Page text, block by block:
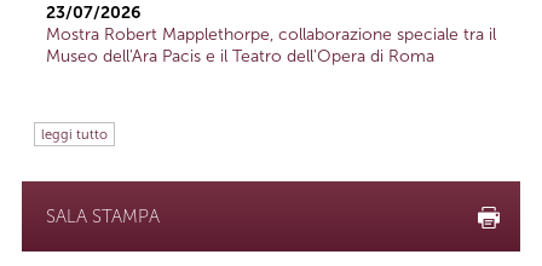
23/07/2026
Mostra Robert Mapplethorpe, collaborazione speciale tra il
Museo dell'Ara Pacis e il Teatro dell'Opera di Roma
leggi tutto
SALA STAMPA